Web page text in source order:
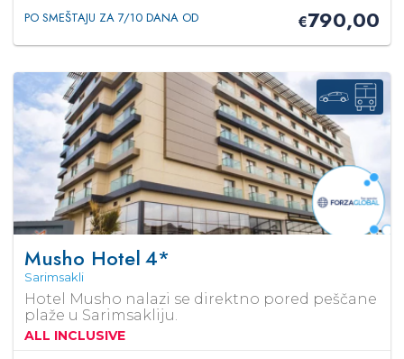
PO SMEŠTAJU ZA 7/10 DANA OD €790,00
Musho Hotel4*
Sarimsakli
Hotel Musho nalazi se direktno pored peščane
plaže u Sarimsakliju.
ALL INCLUSIVE